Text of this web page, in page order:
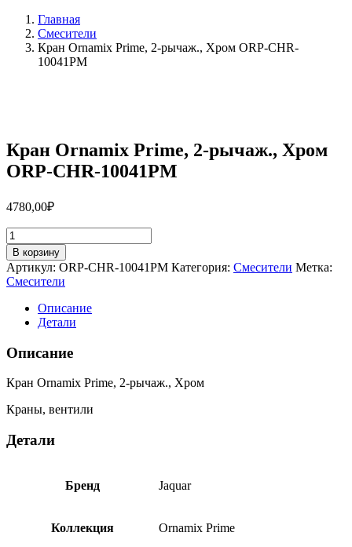
Главная
Смесители
Кран Ornamix Prime, 2-рычаж., Хром ORP-CHR-
10041PM
Кран Ornamix Prime, 2-рычаж., Хром
ORP-CHR-10041PM
4780,00₽
Количество
товара
Кран
Ornamix
Prime,
рычаж.,
ORP-
CHR-
В корзину
Артикул: ORP-CHR-10041PM Категория: Смесители Метка:
Смесители
Описание
Детали
Описание
Кран Ornamix Prime, 2-рычаж., Хром
Краны, вентили
Детали
Бренд Jaquar
Коллекция Ornamix Prime